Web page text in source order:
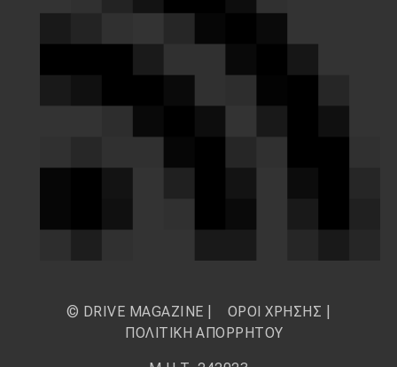
© DRIVE MAGAZINE | ΟΡΟΙ ΧΡΗΣΗΣ
ΠΟΛΙΤΙΚΗ ΑΠΟΡΡΗΤΟΥ